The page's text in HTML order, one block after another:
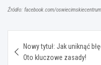
Źródło: facebook.com/
wpisu
Nowy tytuł: Jak uniknąć
Oto kluczowe zasady!